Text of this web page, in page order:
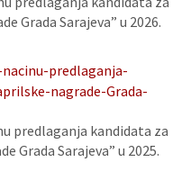
Grada Sarajeva” u 2026.
predlaganja-
nagrade-Grada-
predlaganja kandidata za
Grada Sarajeva” u 2025.